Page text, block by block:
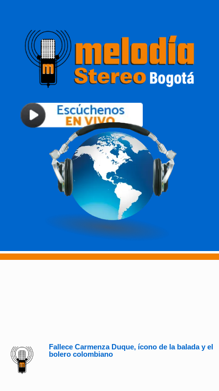
Fallece Carmenza Duque, ícono de la balada y el
bolero colombiano